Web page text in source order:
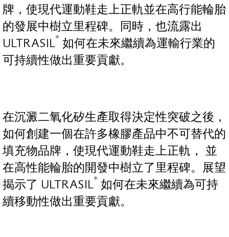
牌，使現代運動鞋走上正軌並在高行能輪胎
的發展中樹立里程碑。同時，也流露出
ULTRASIL® 如何在未來繼續為運輸行業的
可持續性做出重要貢獻。
在沉澱二氧化矽生產取得決定性突破之後，
如何創建一個在許多橡膠產品中不可替代的
填充物品牌，使現代運動鞋走上正軌， 並
在高性能輪胎的開發中樹立了里程碑。展望
揭示了 ULTRASIL® 如何在未來繼續為可持
續移動性做出重要貢獻。